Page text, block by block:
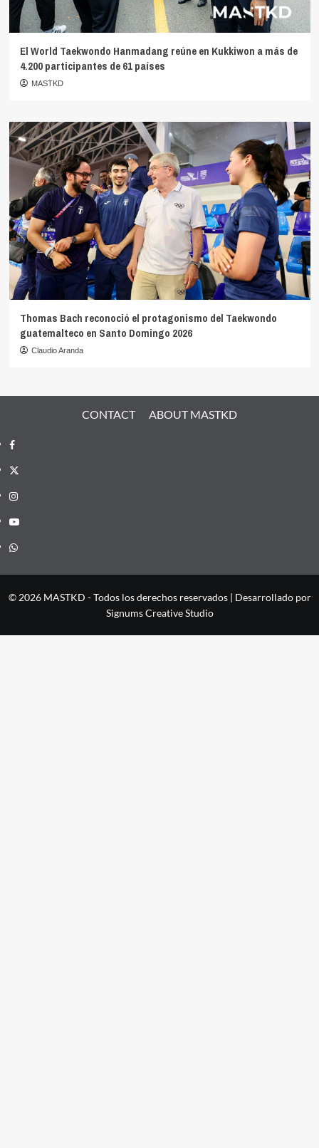
El World Taekwondo Hanmadang reúne en Kukkiwon a más de
4.200 participantes de 61 países
MASTKD
Thomas Bach reconoció el protagonismo del Taekwondo
guatemalteco en Santo Domingo 2026
Claudio Aranda
CONTACT ABOUT MASTKD
Facebook
X
Instagram
YouTube
Whatsapp